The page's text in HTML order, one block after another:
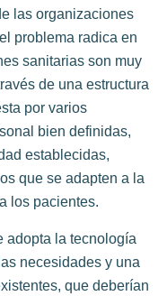
las organizaciones
problema radica en
sanitarias son muy
de una estructura
por varios
bien definidas,
establecidas,
que se adapten a la
los pacientes.
adopta la tecnología
necesidades y una
que deberían